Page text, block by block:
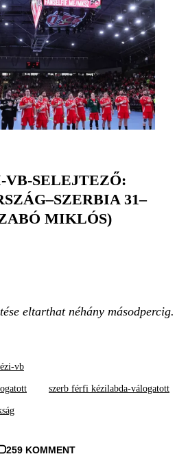
SELEJTEZŐ:
31–
MIKLÓS)
eltarthat néhány másodpercig.
vb
szerb férfi kézilabda-válogatott
259 KOMMENT